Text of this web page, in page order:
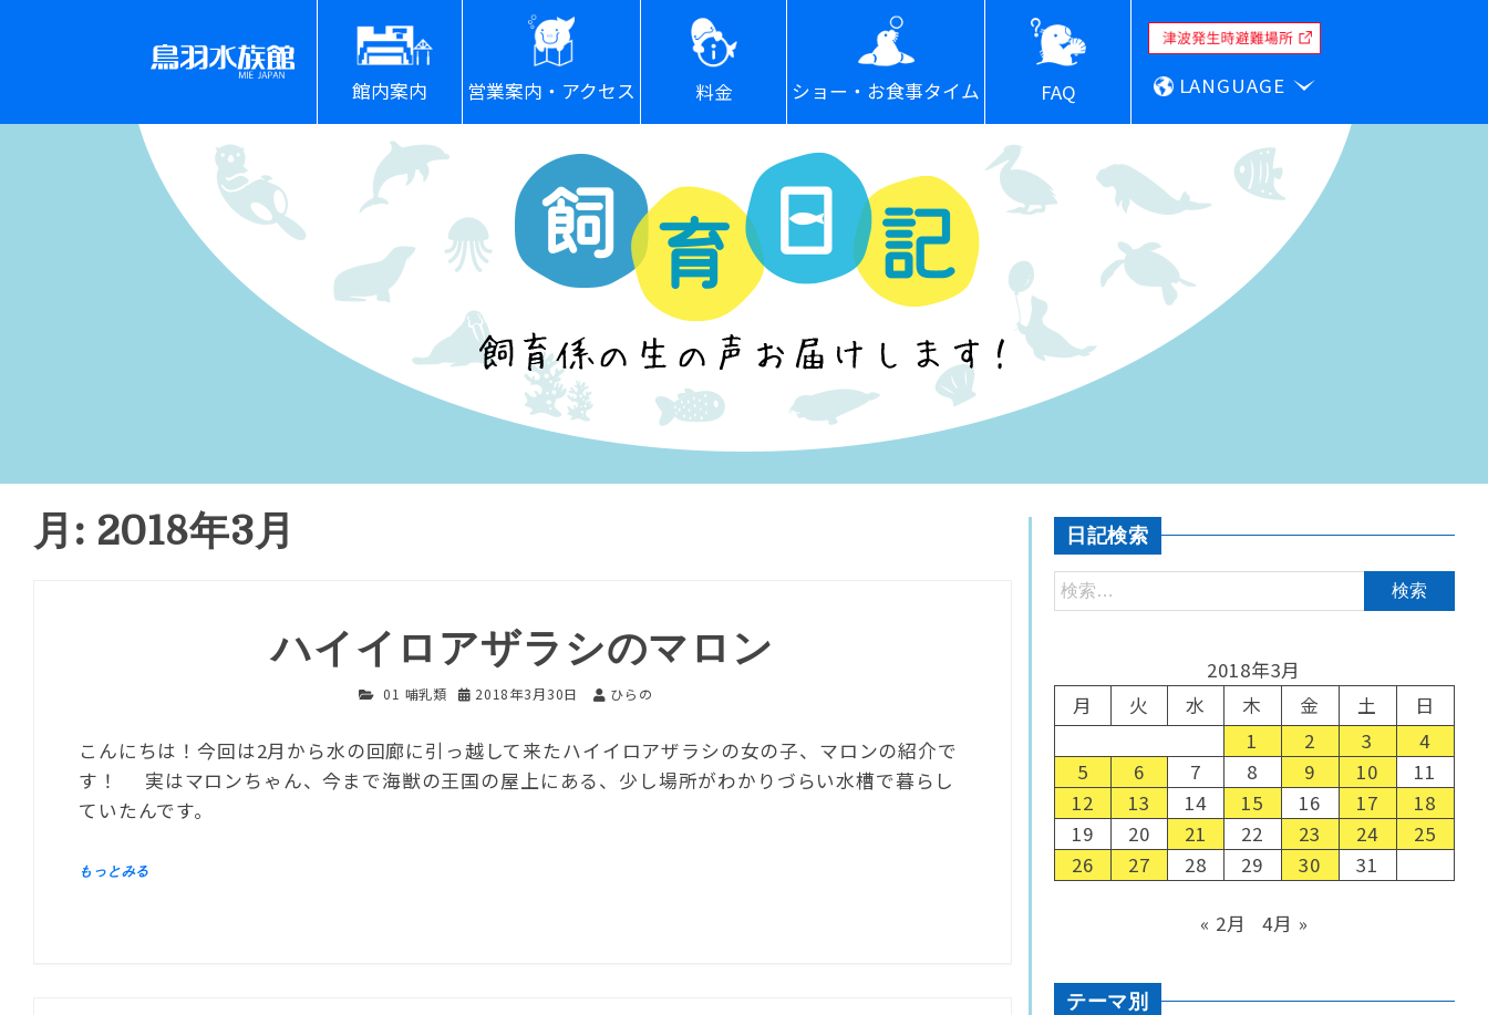
館内案内 営業案内・アクセス 料金 ショー・お食事タイム FAQ LANGUAGE
月: 2018年3月
ハイイロアザラシのマロン
01 哺乳類 2018年3月30日 ひらの
こんにちは！今回は2月から水の回廊に引っ越して来たハイイロアザラシの女の子、マロンの紹介で
す！ 実はマロンちゃん、今まで海獣の王国の屋上にある、少し場所がわかりづらい水槽で暮らし
ていたんです。
日記検索
2018年3月
月
火 水 木 金 土
日
1
2 3
4
5
6 7 8 9 10
11
12
13 14 15 16 17
18
19
20 21 22 23 24
25
26
27 28 29 30 31
« 2月 4月 »
テーマ別